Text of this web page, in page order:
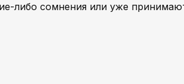
либо сомнения или уже